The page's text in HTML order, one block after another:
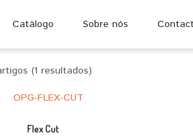
Catálogo Sobre nós
(1 resultados)
Flex Cut